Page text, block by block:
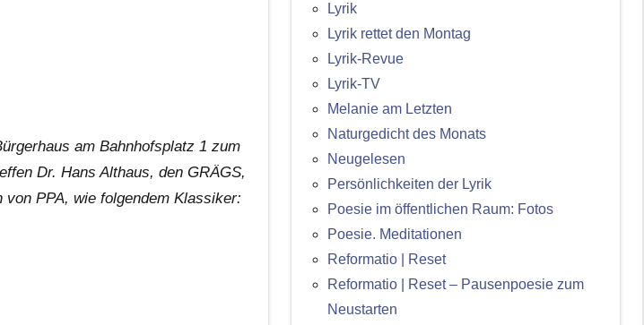
am Bahnhofsplatz 1 zum
Dr. Hans Althaus, den GRÄGS,
PPA, wie folgendem Klassiker:
Lyrik
Lyrik rettet den Montag
Lyrik-Revue
Lyrik-TV
Melanie am Letzten
Naturgedicht des Monats
Neugelesen
Persönlichkeiten der Lyrik
Poesie im öffentlichen Raum: Fotos
Poesie. Meditationen
Reformatio | Reset
Reformatio | Reset – Pausenpoesie zum
Neustarten